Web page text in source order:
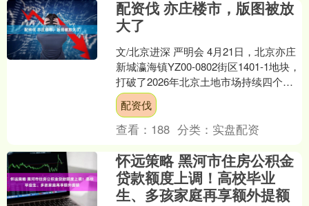
配资伐 亦庄楼市，版图被放
大了
文/北京进深 严明会 4月21日，北京亦庄
新城瀛海镇YZ00-0802街区1401-1地块，
打破了2026年北京土地市场持续四个月
的“零溢价”僵局。 49轮竞价....
配资伐
查看： 188 分类： 实盘配资
怀远策略 黑河市住房公积金
贷款额度上调！高校毕业
生、多孩家庭再享额外提额